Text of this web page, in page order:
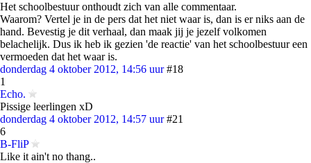
Het schoolbestuur onthoudt zich van alle commentaar.
Waarom? Vertel je in de pers dat het niet waar is, dan is er niks aan de
hand. Bevestig je dit verhaal, dan maak jij je jezelf volkomen
belachelijk. Dus ik heb ik gezien 'de reactie' van het schoolbestuur een
vermoeden dat het waar is.
donderdag 4 oktober 2012, 14:56 uur #18
1
Echo.
Pissige leerlingen xD
donderdag 4 oktober 2012, 14:57 uur #21
6
B-FliP
Like it ain't no thang..